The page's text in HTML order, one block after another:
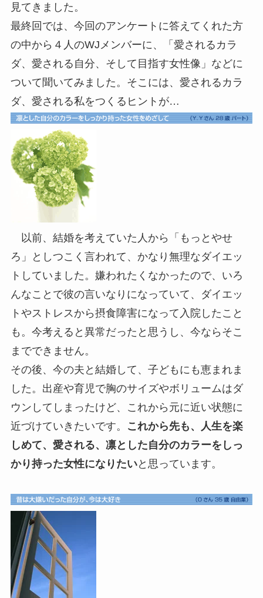
見てきました。
最終回では、今回のアンケートに答えてくれた方
の中から４人のWJメンバーに、「愛されるカラ
ダ、愛される自分、そして目指す女性像」などに
ついて聞いてみました。そこには、愛されるカラ
ダ、愛される私をつくるヒントが…
以前、結婚を考えていた人から「もっとやせ
ろ」としつこく言われて、かなり無理なダイエッ
トしていました。嫌われたくなかったので、いろ
んなことで彼の言いなりになっていて、ダイエッ
トやストレスから摂食障害になって入院したこと
も。今考えると異常だったと思うし、今ならそこ
までできません。
その後、今の夫と結婚して、子どもにも恵まれま
した。出産や育児で胸のサイズやボリュームはダ
ウンしてしまったけど、これから元に近い状態に
近づけていきたいです。
これから先も、人生を楽
しめて、愛される、凛とした自分のカラーをしっ
かり持った女性になりたいと思っています。